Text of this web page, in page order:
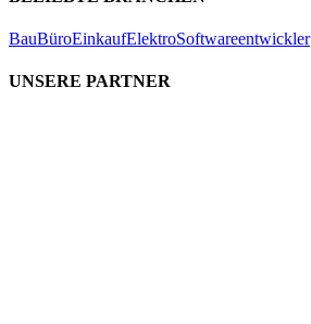
BauBüroEinkaufElektroSoftwareentwickler
UNSERE PARTNER